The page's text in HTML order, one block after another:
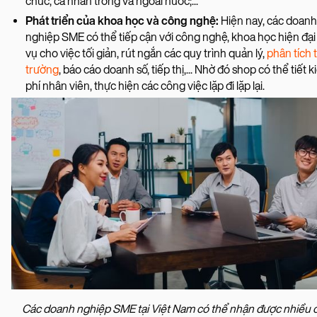
Phát triển của khoa học và công nghệ: Hiện nay, các doanh
nghiệp SME có thể tiếp cận với công nghệ, khoa học hiện
vụ cho việc tối giản, rút ngắn các quy trình quản lý, phân tích
trường, báo cáo doanh số, tiếp thị,... Nhờ đó shop có thể tiết
phí nhân viên, thực hiện các công việc lặp đi lặp lại.
Các doanh nghiệp SME tại Việt Nam có thể nhận được nhiều